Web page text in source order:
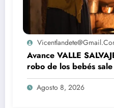
Avance VALLE
robo de los bebés
Agosto 8, 2026